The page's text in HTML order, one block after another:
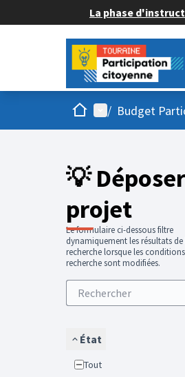
La phase
AccueilMenu principal
/ Budget
💡
projet
Le formulaire ci-dessous filtre
dynamiquement les résultats de
recherche lorsque les
recherche sont modifiées.
État
Tout